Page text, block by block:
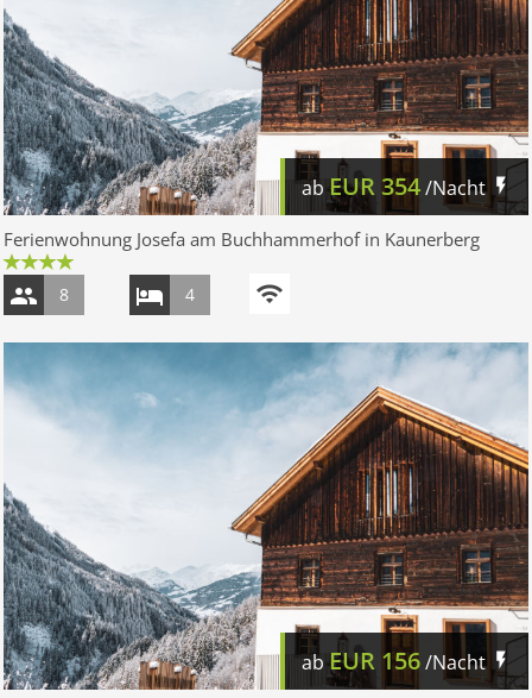
abEUR354/Nacht
Ferienwohnung Josefa am Buchhammerhof in Kaunerberg
8 4
abEUR 156/Nacht